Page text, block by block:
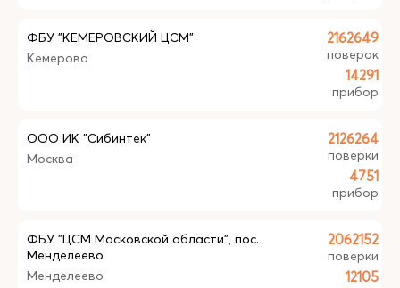
ФБУ "КЕМЕРОВСКИЙ ЦСМ"
Кемерово
2162649
поверок
14291
прибор
ООО ИК "Сибинтек"
Москва
2126264
поверки
4751
прибор
ФБУ "ЦСМ Московской области", пос.
Менделеево
Менделеево
2062152
поверки
12105